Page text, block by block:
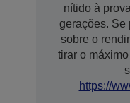
nítido à
gerações. Se
sobre o
tirar o
https://